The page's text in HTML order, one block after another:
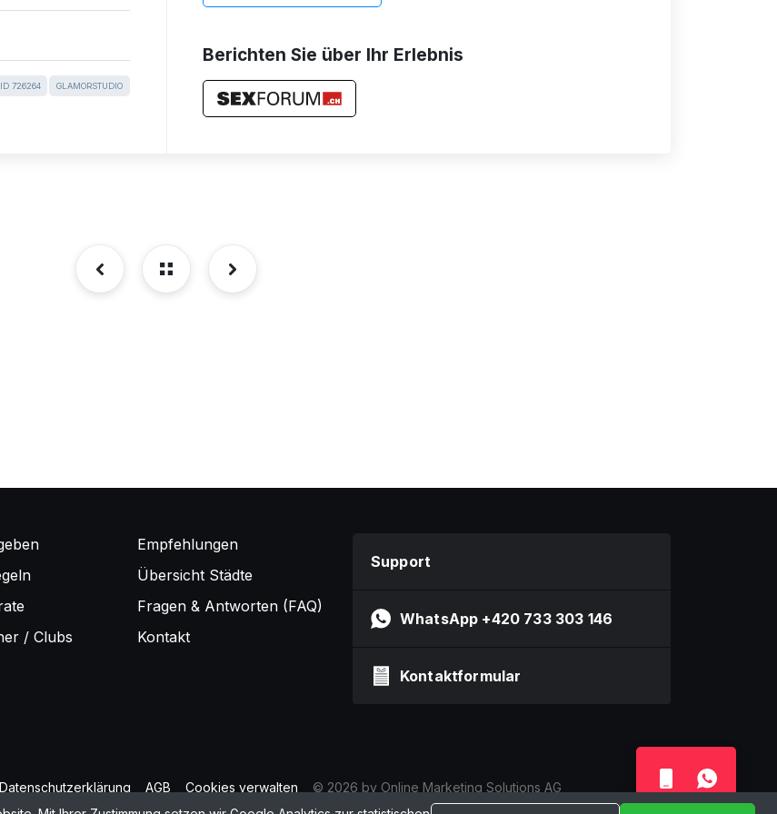
ID 726264 GLAMORSTUDIO
Berichten Sie über Ihr Erlebnis
/ Clubs
Empfehlungen
Übersicht Städte
Fragen & Antworten (FAQ)
Kontakt
Support
WhatsApp +420 733 303 146
Kontaktformular
Datenschutzerklärung AGB Cookies verwalten
© 2026 by Online Marketing Solutions AG